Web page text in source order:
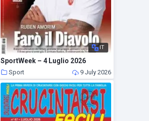
IT
SportWeek – 4 Luglio 2026
Sport 9 July 2026